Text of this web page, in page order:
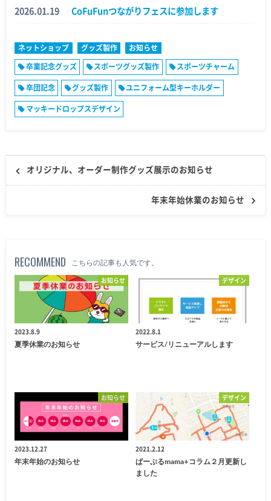
2026.01.19 CoFuFunつながりフェスに参加します
ネットショップ グッズ製作 お知らせ
卒業記念グッズ スポーツグッズ製作 スポーツチャーム
卒団記念 グッズ製作 ユニフォーム型キーホルダー
マッキードロップスデザイン
オリジナル、オーダー制作グッズ展示のお知らせ
年末年始休業のお知らせ
RECOMMEND こちらの記事も人気です。
お知らせ
2023.8.9
夏季休業のお知らせ
デザイン
2022.8.1
サービス/リニューアルします
お知らせ
2023.12.27
年末年始のお知らせ
デザイン
2021.2.12
ぱーぷるmama+コラム２月更新し
ました